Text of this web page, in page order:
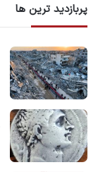
پربازدید ترین ها